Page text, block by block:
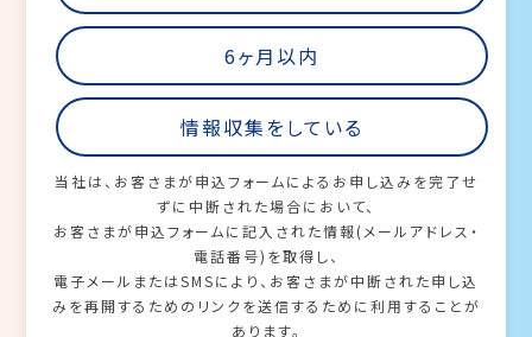
6ヶ月以内
情報収集をしている
当社は、お客さまが申込フォームによるお申し込みを完了せ
ずに中断された場合において、
お客さまが申込フォームに記入された情報(メールアドレス・
電話番号)を取得し、
電子メールまたはSMSにより、お客さまが中断された申し込
みを再開するためのリンクを送信するために利用することが
あります。